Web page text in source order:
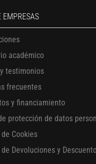
EMPRESAS
académico
testimonios
frecuentes
y financiamiento
protección de datos
Cookies
Devoluciones y